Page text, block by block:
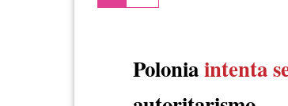
Poloniaintenta